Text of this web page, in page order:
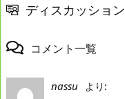
ディスカッション
コメント一覧
nassu より: